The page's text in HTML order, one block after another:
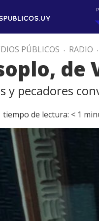
PÚBLICOS . RADIO .
de
y pecadores
tiempo de lectura: < 1